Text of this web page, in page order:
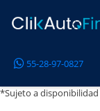
55-28-97-0827
*Sujeto a disponibilidad